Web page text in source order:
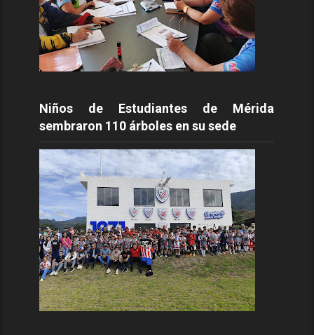
Niños de Estudiantes de Mérida
sembraron 110 árboles en su sede